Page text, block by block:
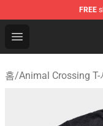
FREE
Open menu
Animal
홈/Animal Crossing T-